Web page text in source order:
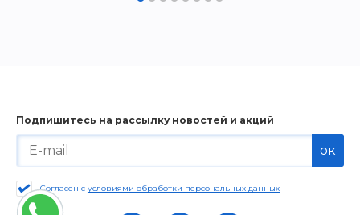
Подпишитесь на рассылку новостей и акций
ок
Согласен с условиями обработки персональных данных